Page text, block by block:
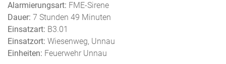
Alarmierungsart: FME-Sirene
Dauer: 7 Stunden 49 Minuten
Einsatzart: B3.01
Einsatzort: Wiesenweg, Unnau
Einheiten: Feuerwehr Unnau